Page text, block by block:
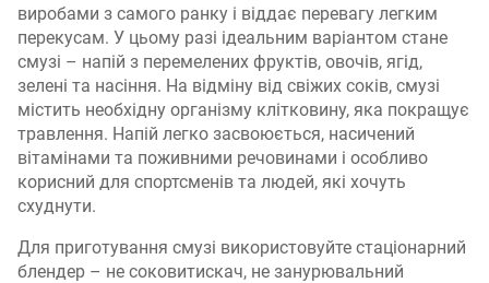
виробами з самого ранку і віддає перевагу легким
перекусам. У цьому разі ідеальним варіантом стане
смузі – напій з перемелених фруктів, овочів, ягід,
зелені та насіння. На відміну від свіжих соків, смузі
містить необхідну організму клітковину, яка покращує
травлення. Напій легко засвоюється, насичений
вітамінами та поживними речовинами і особливо
корисний для спортсменів та людей, які хочуть
схуднути.
Для приготування смузі використовуйте стаціонарний
блендер – не соковитискач, не занурювальний